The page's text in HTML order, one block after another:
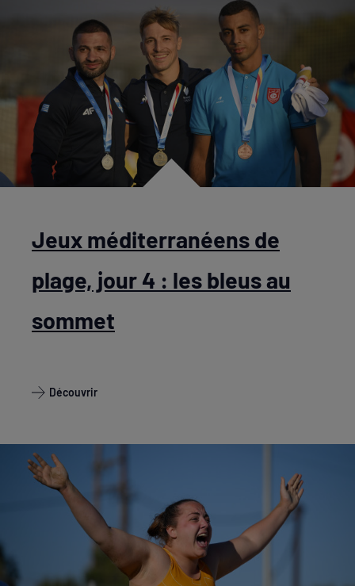
Jeux méditerranéens de
plage, jour 4 : les bleus au
sommet
Découvrir